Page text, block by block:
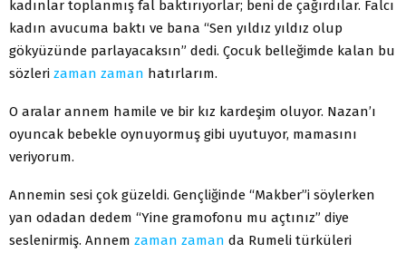
kadınlar toplanmış fal baktırıyorlar; beni de çağırdılar. Falcı
kadın avucuma baktı ve bana “Sen yıldız yıldız olup
gökyüzünde parlayacaksın” dedi. Çocuk belleğimde kalan bu
sözleri zaman zaman hatırlarım.
O aralar annem hamile ve bir kız kardeşim oluyor. Nazan’ı
oyuncak bebekle oynuyormuş gibi uyutuyor, mamasını
veriyorum.
Annemin sesi çok güzeldi. Gençliğinde “Makber”i söylerken
yan odadan dedem “Yine gramofonu mu açtınız” diye
seslenirmiş. Annem zaman zaman da Rumeli türküleri